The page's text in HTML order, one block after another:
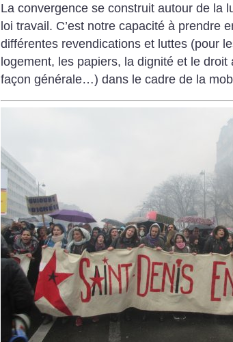
La convergence se construit autour de la
loi travail. C’est notre capacité à prendre
différentes revendications et luttes (pour
logement, les papiers, la dignité et le droit
façon générale…) dans le cadre de la